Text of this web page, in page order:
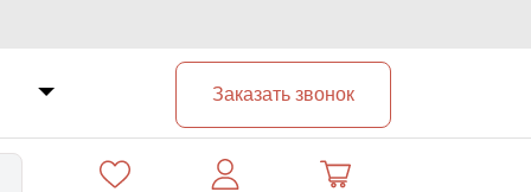
Заказать звонок